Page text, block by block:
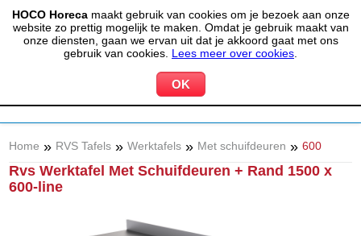
HOCO Horecamaakt gebruik van cookies om je bezoek aan onze
website zo prettig mogelijk te maken. Omdat je gebruik maakt van
onze diensten, gaan we ervan uit dat je akkoord gaat met ons
gebruik van cookies. Lees meer over cookies
(020) 497 6325 info@hocohoreca.nl
MIJN ACCOUNT 0 WINKELWAGEN
Home » RVS Tafels » Werktafels » Met schuifdeuren » 600
Rvs Werktafel Met Schuifdeuren + Rand 1500 x
600-line